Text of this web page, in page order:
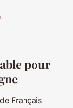
pour
de Français